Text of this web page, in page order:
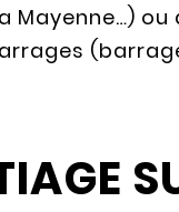
Mayenne…)